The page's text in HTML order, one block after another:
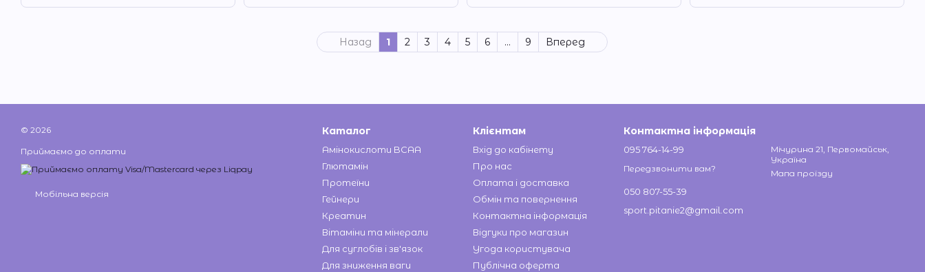
Назад 1 2 3 4 5 6 ... 9 Вперед
© 2026
Приймаємо до оплати
Мобільна версія
Каталог
Амінокислоти BCAA
Глютамін
Протеїни
Гейнери
Креатин
Вітаміни та мінерали
Для суглобів і зв'язок
Для зниження ваги
Клієнтам
Вхід до кабінету
Про нас
Оплата і доставка
Обмін та повернення
Контактна інформація
Відгуки про магазин
Угода користувача
Публічна оферта
Контактна інформація
095 764-14-99
Передзвонити вам?
050 807-55-39
sport.pitanie2@gmail.com
Мічурина 21, Первомайськ,
Україна
Мапа проїзду